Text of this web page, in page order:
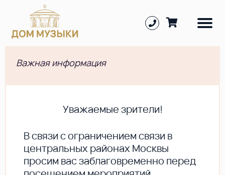
Важная информация
Уважаемые зрители!
В cвязи с ограничением связи в
центральных районах Москвы
просим вас заблаговременно перед